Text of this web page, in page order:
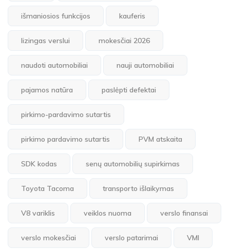
išmaniosios funkcijos kauferis
lizingas verslui mokesčiai 2026
naudoti automobiliai nauji automobiliai
pajamos natūra paslėpti defektai
pirkimo-pardavimo sutartis
pirkimo pardavimo sutartis PVM atskaita
SDK kodas senų automobilių supirkimas
Toyota Tacoma transporto išlaikymas
V8 variklis veiklos nuoma verslo finansai
verslo mokesčiai verslo patarimai VMI